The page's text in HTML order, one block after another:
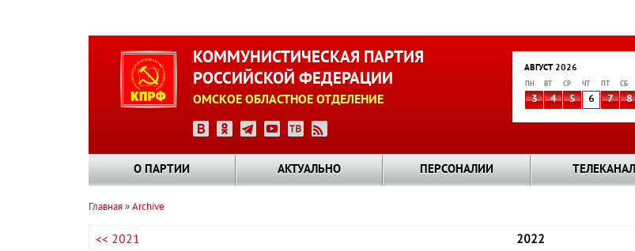
КОММУНИСТИЧЕСКАЯ ПАРТИЯ
РОССИЙСКОЙ ФЕДЕРАЦИИ
ОМСКОЕ ОБЛАСТНОЕ ОТДЕЛЕНИЕ
АВГУСТ 2026
ПН ВТ СР ЧТ СБ
3 4 5 6 7 8
О ПАРТИИ АКТУАЛЬНО ПЕРСОНАЛИИ ТЕЛЕКАНАЛ
навигации
Главная Archive
<< 2021 2022